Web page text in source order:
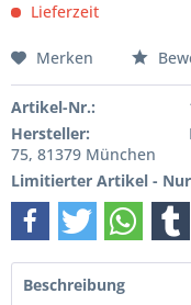
Lieferzeit
Merken
Artikel-Nr.:
Hersteller:
75, 81379 München
Limitierter Artikel -
Beschreibung